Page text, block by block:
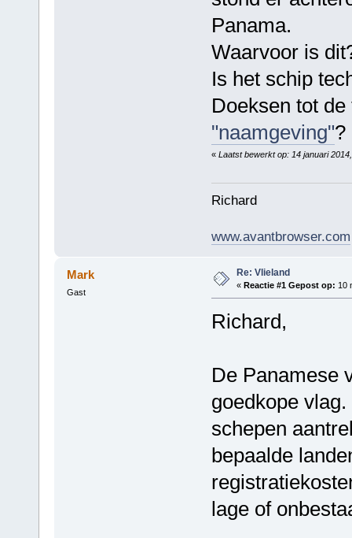
Panama.
Waarvoor is
Is het schip
Doeksen tot
"naamgeving"?
« Laatst bewerkt op: 14 januari
Richard
www.avantbrowser.com
Mark
Gast
Re: Vlieland
« Reactie #1 Gepost op: 10
Richard,
De Panamese
goedkope
schepen
bepaalde
lage of